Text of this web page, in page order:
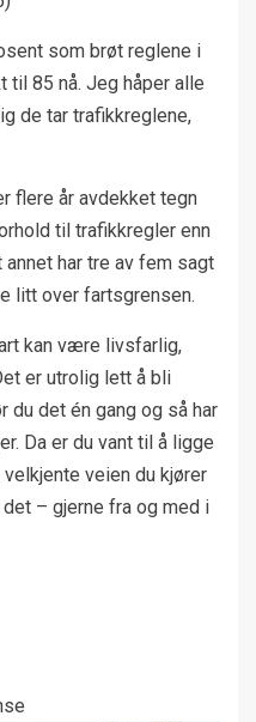
som brøt reglene i
til 85 nå. Jeg håper alle
de tar trafikkreglene,
flere år avdekket tegn
til trafikkregler enn
har tre av fem sagt
litt over fartsgrensen.
kan være livsfarlig,
er utrolig lett å bli
du det én gang og så har
Da er du vant til å ligge
veien du kjører
– gjerne fra og med i